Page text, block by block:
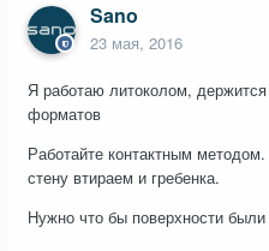
Sano
23 мая, 2016
Я работаю литоколом,
форматов
Работайте контактным
стену втираем и гребенка.
Нужно что бы поверхности